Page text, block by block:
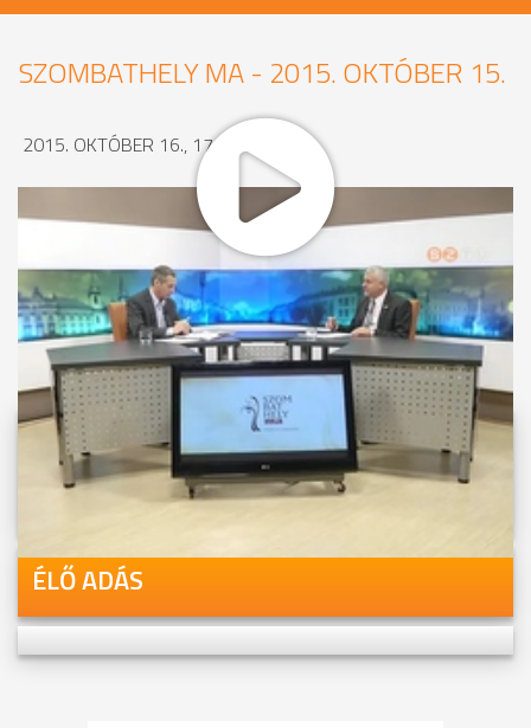
SZOMBATHELY MA - 2015. OKTÓBER 15.
2015. OKTÓBER 16., 17:35
Videóink megtekinthetőek
Youtube-csatornánkon is!
ÉLŐ ADÁS